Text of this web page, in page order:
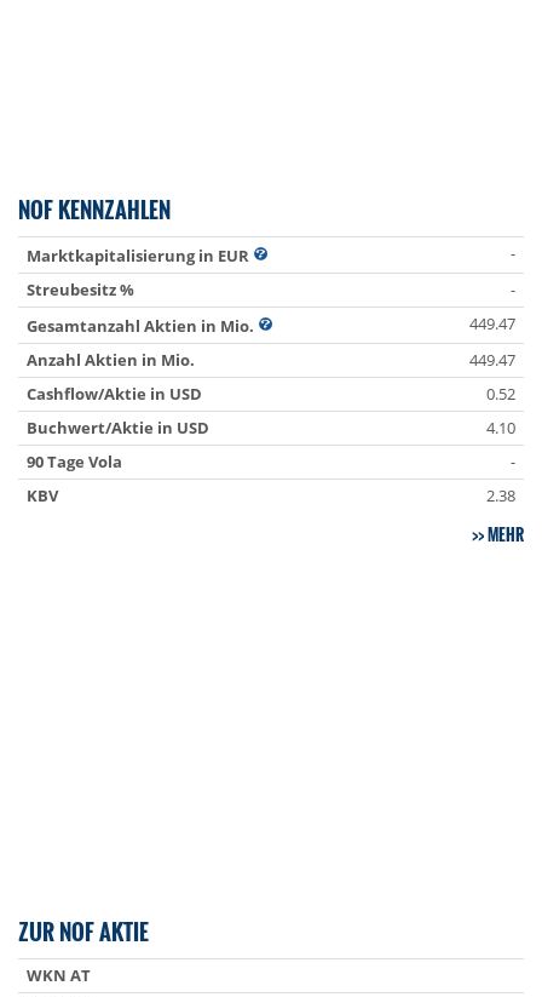
NOF KENNZAHLEN
Marktkapitalisierung in EUR
-
Streubesitz %
-
Gesamtanzahl Aktien in Mio.
449.47
Anzahl Aktien in Mio.
449.47
Cashflow/Aktie in USD
0.52
Buchwert/Aktie in USD
4.10
90 Tage Vola
-
KBV
2.38
MEHR
ZUR NOF AKTIE
WKN AT